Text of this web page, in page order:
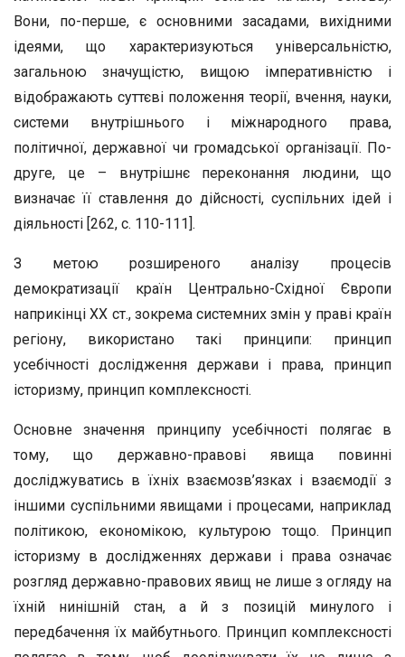
Вони, по-перше, є основними засадами, вихідними
ідеями, що характеризуються універсальністю,
загальною значущістю, вищою імперативністю і
відображають суттєві положення теорії, вчення, науки,
системи внутрішнього і міжнародного права,
політичної, державної чи громадської організації. По-
друге, це – внутрішнє переконання людини, що
визначає її ставлення до дійсності, суспільних ідей і
діяльності [262, с. 110-111].
З метою розширеного аналізу процесів
демократизації країн Центрально-Східної Європи
наприкінці ХХ ст., зокрема системних змін у праві країн
регіону, використано такі принципи: принцип
усебічності дослідження держави і права, принцип
історизму, принцип комплексності.
Основне значення принципу усебічності полягає в
тому, що державно-правові явища повинні
досліджуватись в їхніх взаємозв’язках і взаємодії з
іншими суспільними явищами і процесами, наприклад
політикою, економікою, культурою тощо. Принцип
історизму в дослідженнях держави і права означає
розгляд державно-правових явищ не лише з огляду на
їхній нинішній стан, а й з позицій минулого і
передбачення їх майбутнього. Принцип комплексності